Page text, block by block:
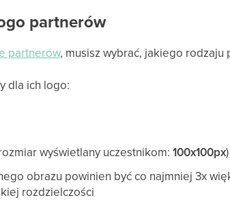
partnerów
partnerów, musisz wybrać, jakiego
dla ich logo:
wyświetlany uczestnikom: 100x100px)
obrazu powinien być co najmniej 3x
rozdzielczości